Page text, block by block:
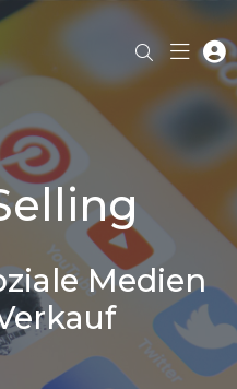
Medien